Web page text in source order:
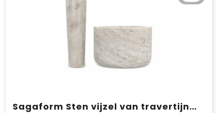
Sagaform Sten vijzel van travertijnmarmer